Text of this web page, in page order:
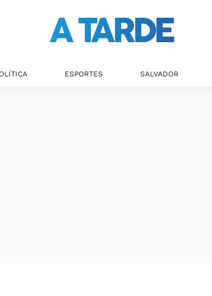
ESPORTES SALVADOR